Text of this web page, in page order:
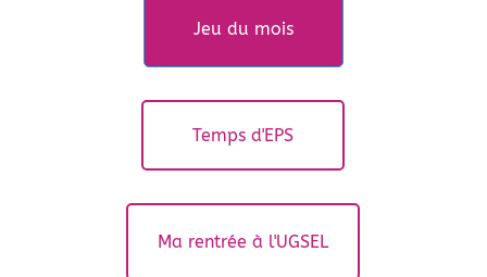
Jeu du mois
Temps d'EPS
Ma rentrée à l'UGSEL